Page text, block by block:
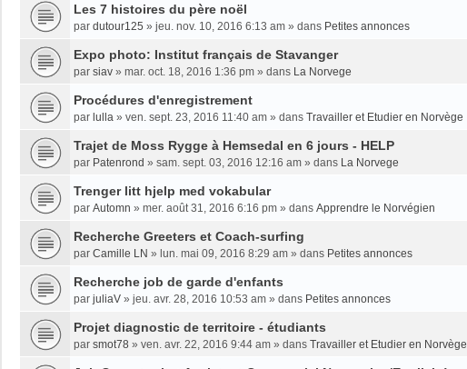
Les 7 histoires du père noël
par dutour125 » jeu. nov. 10, 2016 6:13 am » dans Petites annonces
Expo photo: Institut français de Stavanger
par siav » mar. oct. 18, 2016 1:36 pm » dans La Norvege
Procédures d'enregistrement
par lulla » ven. sept. 23, 2016 11:40 am » dans Travailler et Etudier en Norvège
Trajet de Moss Rygge à Hemsedal en 6 jours - HELP
par Patenrond » sam. sept. 03, 2016 12:16 am » dans La Norvege
Trenger litt hjelp med vokabular
par Automn » mer. août 31, 2016 6:16 pm » dans Apprendre le Norvégien
Recherche Greeters et Coach-surfing
par Camille LN » lun. mai 09, 2016 8:29 am » dans Petites annonces
Recherche job de garde d'enfants
par juliaV » jeu. avr. 28, 2016 10:53 am » dans Petites annonces
Projet diagnostic de territoire - étudiants
par smot78 » ven. avr. 22, 2016 9:44 am » dans Travailler et Etudier en Norvège